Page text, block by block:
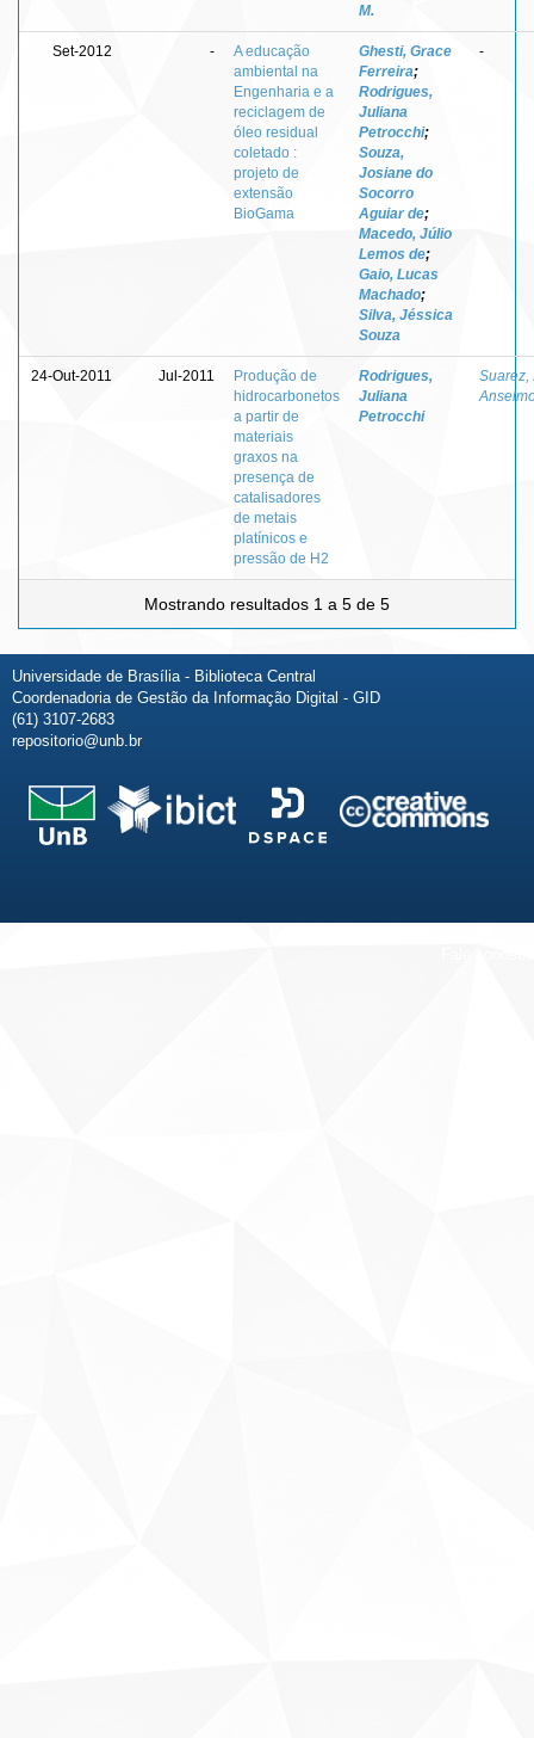
M.
Set-2012 -
A educação
ambiental na
Engenharia e a
reciclagem de
óleo residual
coletado :
projeto de
extensão
BioGama
Ghesti, Grace
Ferreira;
Rodrigues,
Juliana
Petrocchi;
Souza,
Josiane do
Socorro
Aguiar de;
Macedo, Júlio
Lemos de;
Gaio, Lucas
Machado;
Silva, Jéssica
Souza
-
24-Out-2011 Jul-2011
Produção de
hidrocarbonetos
a partir de
materiais
graxos na
presença de
catalisadores
de metais
platínicos e
pressão de H2
Rodrigues,
Juliana
Petrocchi
Suarez,
Mostrando resultados 1 a 5 de 5
Universidade de Brasília - Biblioteca Central
Coordenadoria de Gestão da Informação Digital - GID
(61) 3107-2683
repositorio@unb.br